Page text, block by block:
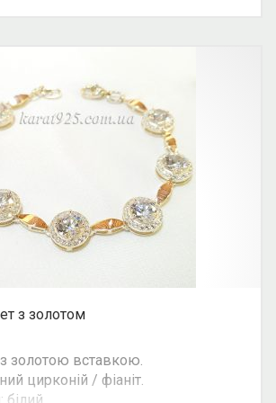
вказана для ланцюга
і вагою 16,95 грам.
з золотом
золотою вставкою.
цирконій / фіаніт.